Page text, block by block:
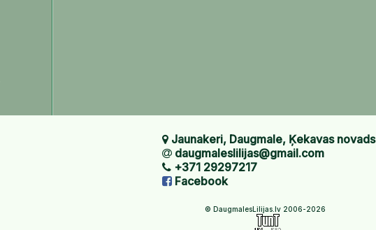
Jaunakeri, Daugmale, Ķekavas novads
daugmaleslilijas@gmail.com
+371 29297217
Facebook
© DaugmalesLilijas.lv 2006-2026